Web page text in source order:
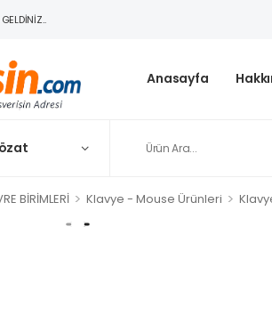
Anasayfa
BİRİMLERİ > Klavye - Mouse Ürünleri >